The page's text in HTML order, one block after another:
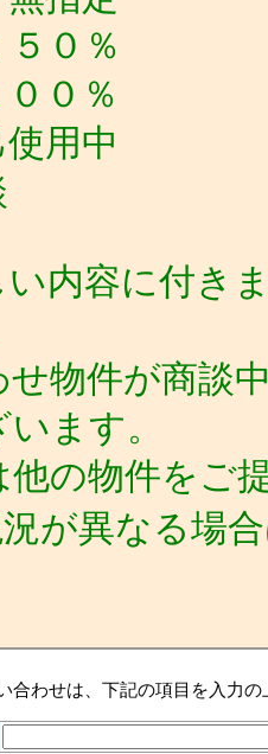
０％
０％
用中
内容に付き
物件が商談
ます。
の物件をご
が異なる場
合わせは、下記の項目を入力